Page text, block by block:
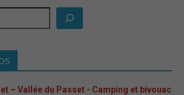
– Vallée du Passet - Camping et bivouac